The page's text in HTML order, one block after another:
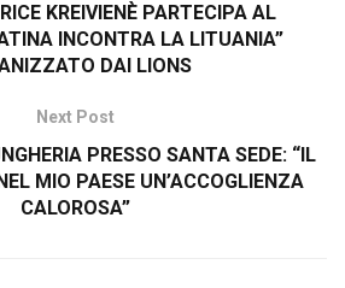
KREIVIENÈ PARTECIPA AL
INCONTRA LA LITUANIA”
DAI LIONS
Next Post
PRESSO SANTA SEDE: “IL
MIO PAESE UN’ACCOGLIENZA
CALOROSA”